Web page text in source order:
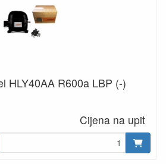
HLY40AA R600a LBP (-)
Cijena na upit